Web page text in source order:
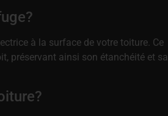
à la surface de votre toiture. Ce
préservant ainsi son étanchéité et sa